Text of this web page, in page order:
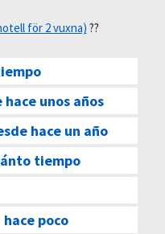
för 2 vuxna) ??
hace unos años
hace un año
tiempo
hace poco